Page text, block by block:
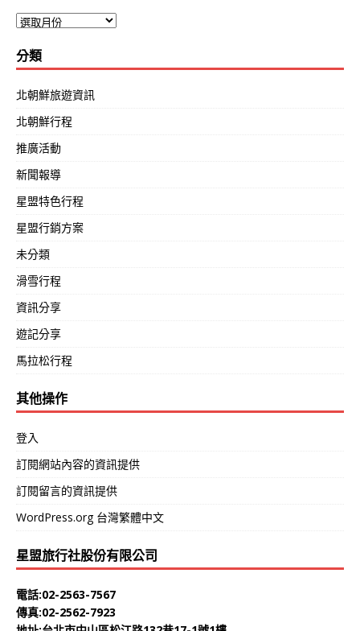
分類
北朝鮮旅遊資訊
北朝鮮行程
推廣活動
新聞報導
星盟特色行程
星盟行銷方案
未分類
滑雪行程
資訊分享
遊記分享
馬拉松行程
其他操作
登入
訂閱網站內容的資訊提供
訂閱留言的資訊提供
WordPress.org 台灣繁體中文
星盟旅行社股份有限公司
電話:02-2563-7567
傳真:02-2562-7923